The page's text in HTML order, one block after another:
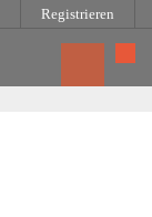
Registrieren